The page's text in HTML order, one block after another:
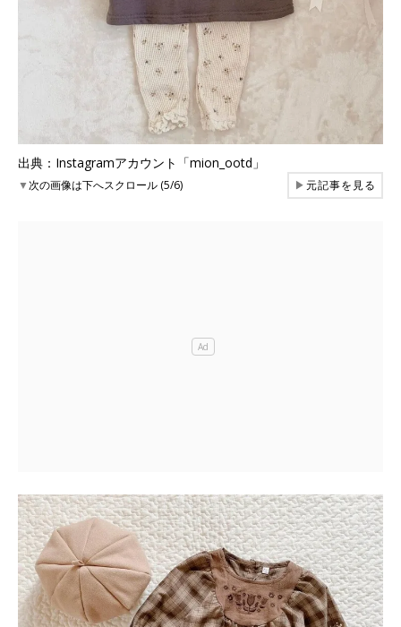
出典：Instagramアカウント「mion_ootd」
▼次の画像は下へスクロール (5/6) ▶元記事を見る